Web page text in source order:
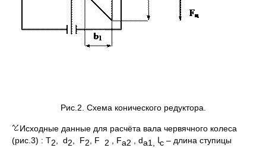
Рис.2. Схема конического редуктора.
Исходные данные для расчёта вала червячного колеса
(рис.3) : Т2, d2, F2, F 2 , Fa2 , dа1, ﺎс – длина ступицы